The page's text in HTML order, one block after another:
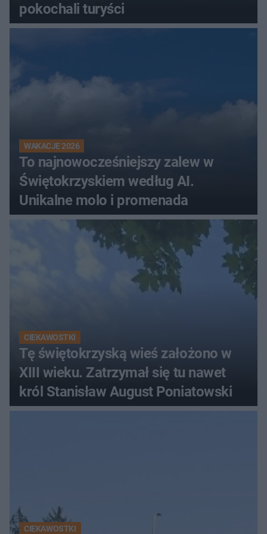
pokochali turyści
WAKACJE 2026
To najnowocześniejszy zalew w
Świętokrzyskiem według AI.
Unikalne molo i promenada
CIEKAWOSTKI
Tę świętokrzyską wieś założono w
XIII wieku. Zatrzymał się tu nawet
król Stanisław August Poniatowski
CIEKAWOSTKI